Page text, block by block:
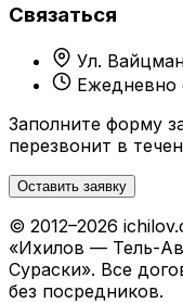
Связаться
Ул.
Ежедневно
Заполните форму
перезвонит в
Оставить заявку
© 2012–2026
«Ихилов — Тель-
Сураски». Все
без посредников.